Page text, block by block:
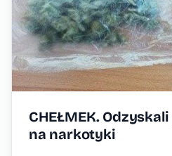
CHEŁMEK.
na narkotyki